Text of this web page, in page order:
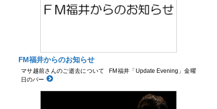
FM福井からのお知らせ
マサ越前さんのご逝去について FM福井「Update Evening」金曜
日のパー